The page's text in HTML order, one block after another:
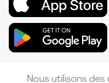
Nous utilisons